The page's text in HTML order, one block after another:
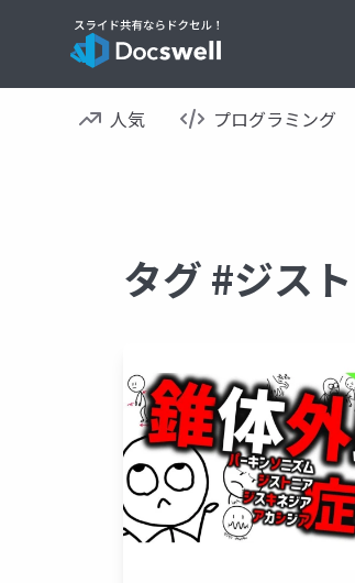
人気 プログラミング
タグ #ジス